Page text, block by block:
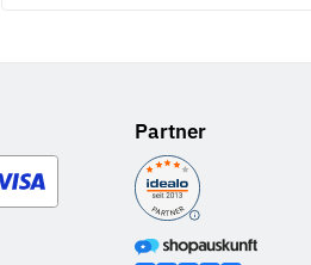
Partner